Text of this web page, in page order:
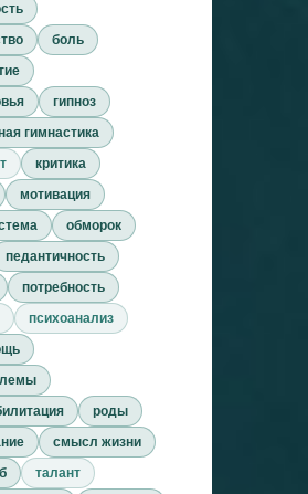
боль
гипноз
гимнастика
критика
мотивация
обморок
педантичность
потребность
психоанализ
роды
смысл жизни
талант